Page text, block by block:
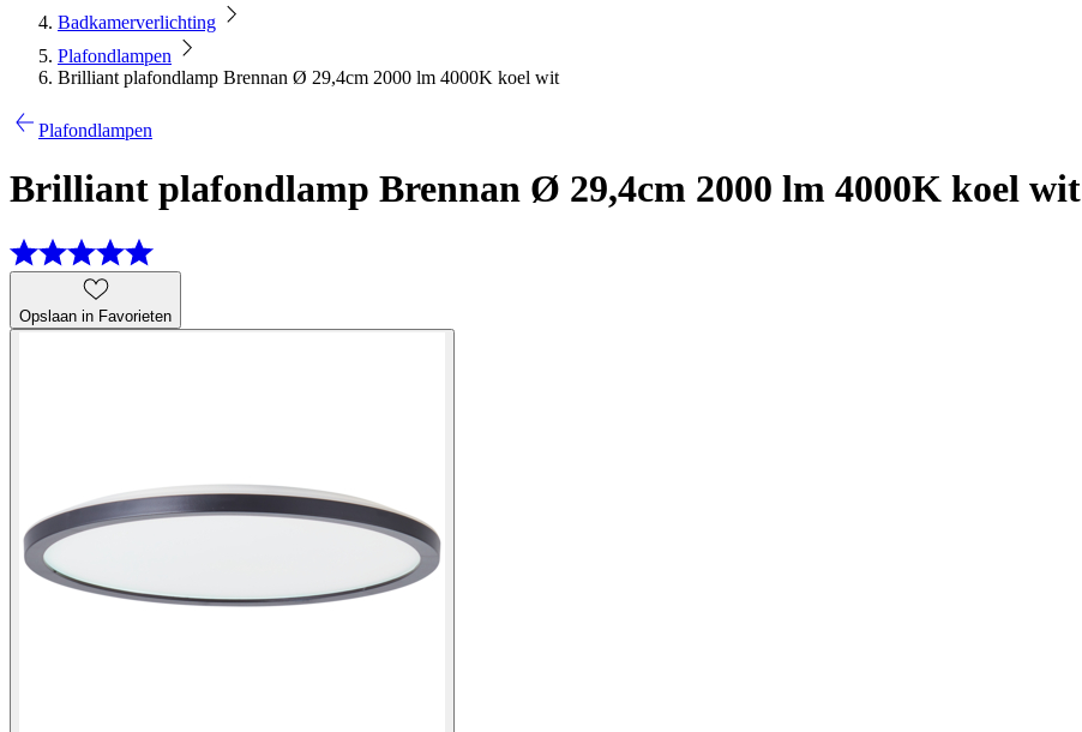
Badkamerverlichting
Plafondlampen
Brilliant plafondlamp Brennan Ø 29,4cm 2000 lm 4000K koel wit
Plafondlampen
Brilliant plafondlamp Brennan Ø 29,4cm 2000 lm 4000K koel wit
Opslaan in Favorieten